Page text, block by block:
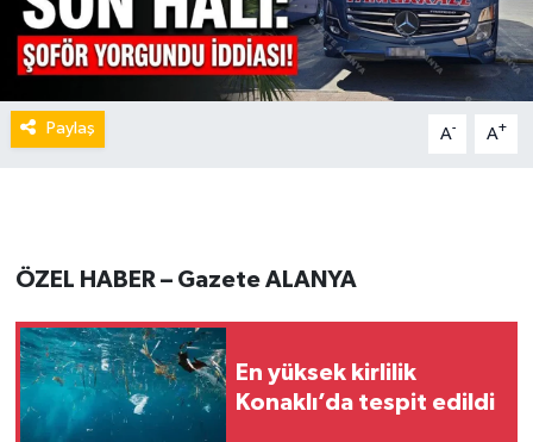
Paylaş A- A+
ÖZEL HABER – Gazete ALANYA
En yüksek kirlilik
Konaklı’da tespit edildi